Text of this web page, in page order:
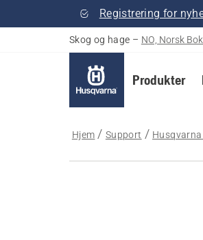
Registrering for
Skog og hage – NO, Norsk
Produkter
Hjem Support Husqvarna